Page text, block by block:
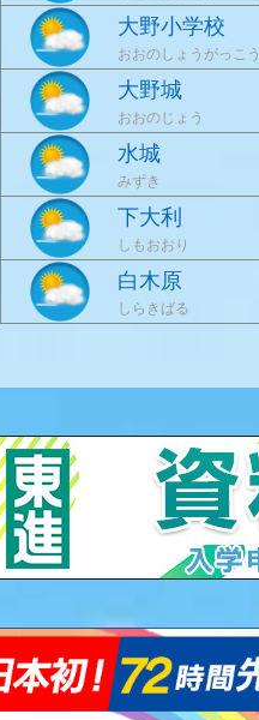
大野小学校
おおのしょうがっこう
大野城
おおのじょう
水城
みずき
下大利
しもおおり
白木原
しらきばる